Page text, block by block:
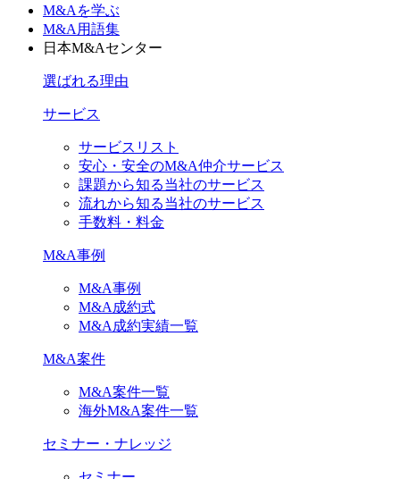
M&Aを学ぶ
M&A用語集
日本M&Aセンター
選ばれる理由
サービス
サービスリスト
安心・安全のM&A仲介サービス
課題から知る当社のサービス
流れから知る当社のサービス
手数料・料金
M&A事例
M&A事例
M&A成約式
M&A成約実績一覧
M&A案件
M&A案件一覧
海外M&A案件一覧
セミナー・ナレッジ